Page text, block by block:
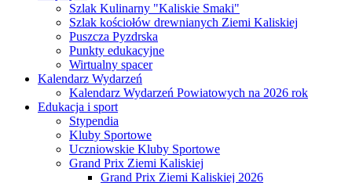
Szlak Kulinarny "Kaliskie Smaki"
Szlak kościołów drewnianych Ziemi Kaliskiej
Puszcza Pyzdrska
Punkty edukacyjne
Wirtualny spacer
Kalendarz Wydarzeń
Kalendarz Wydarzeń Powiatowych na 2026 rok
Edukacja i sport
Stypendia
Kluby Sportowe
Uczniowskie Kluby Sportowe
Grand Prix Ziemi Kaliskiej
Grand Prix Ziemi Kaliskiej 2026